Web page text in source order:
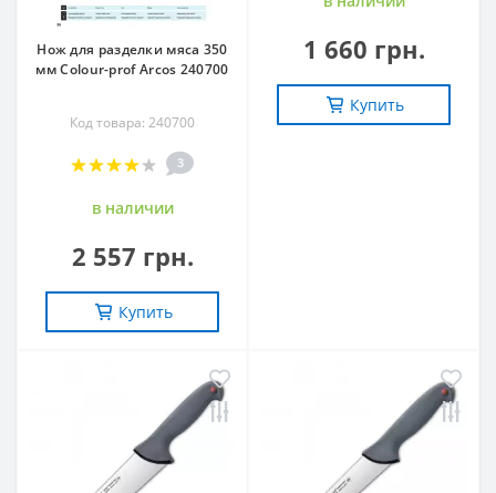
Нож для разделки мяса 350
мм Сolour-prof Arcos 240700
Код товара: 240700
3
в наличии
2 557 грн.
Купить
1 660 грн.
Купить